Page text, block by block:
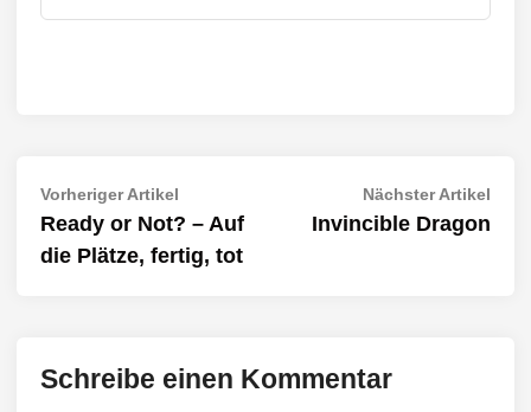
Beitragsnavigation
Vorheriger Artikel
Artikel:
Ready or Not? – Auf
die Plätze, fertig, tot
Nächster Artikel
Invincible Dragon
Schreibe einen Kommentar